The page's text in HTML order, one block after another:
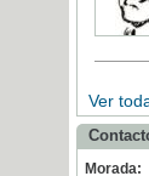
Ver
Morada: